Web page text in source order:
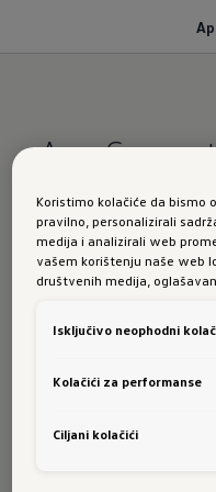
App-Connect
za
Koristimo kolačiće da bismo
pravilno, personalizirali
medija i analizirali web
vašem korištenju naše web
društvenih medija,
Isključivo neophodni
Kolačići za performanse
Ciljani kolačići